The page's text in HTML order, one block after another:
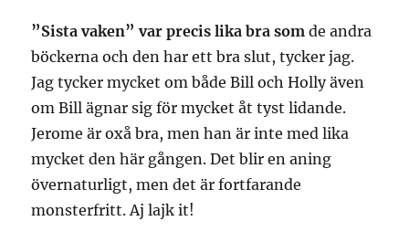
”Sista vaken” var precis lika bra som de andra
böckerna och den har ett bra slut, tycker jag.
Jag tycker mycket om både Bill och Holly även
om Bill ägnar sig för mycket åt tyst lidande.
Jerome är oxå bra, men han är inte med lika
mycket den här gången. Det blir en aning
övernaturligt, men det är fortfarande
monsterfritt. Aj lajk it!